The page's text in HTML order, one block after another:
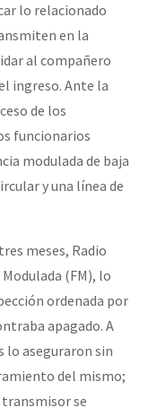
lo relacionado
en la
al compañero
ingreso. Ante la
de los
funcionarios
modulada de baja
y una línea de
meses, Radio
(FM), lo
ordenada por
apagado. A
lo aseguraron sin
del mismo;
se